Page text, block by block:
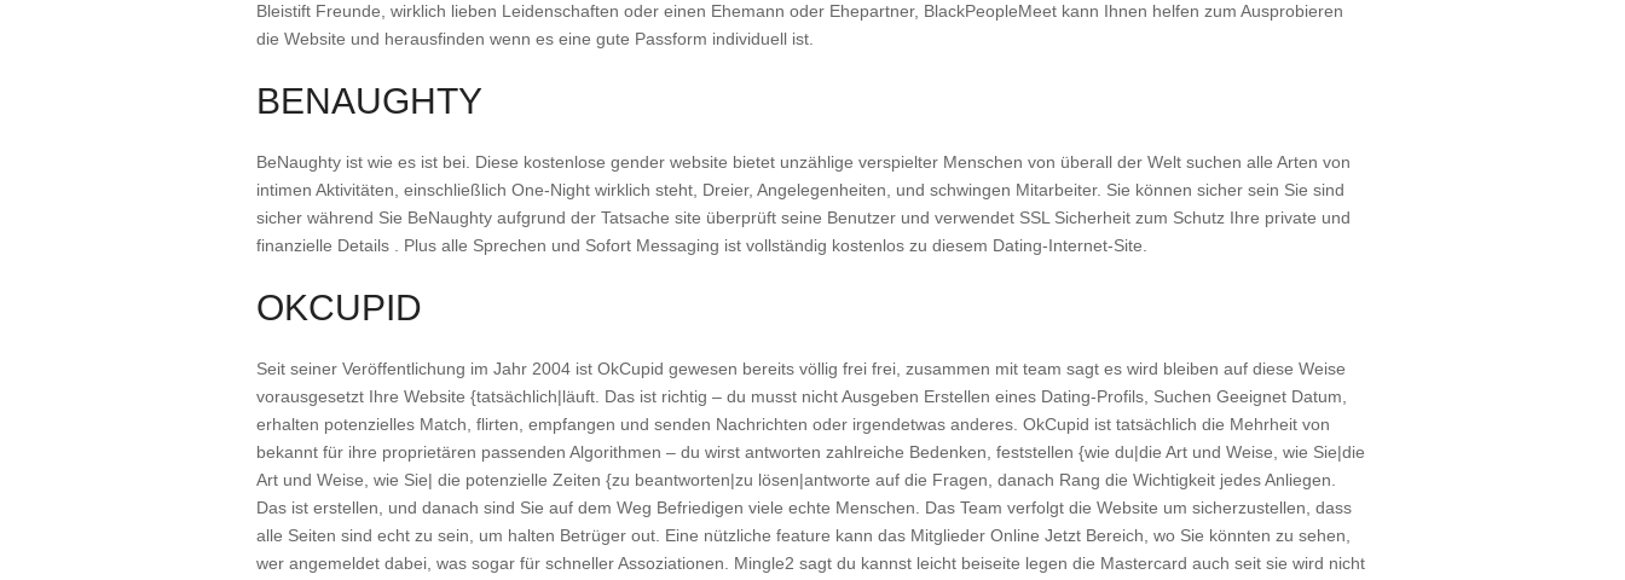
Bleistift Freunde, wirklich lieben Leidenschaften oder einen Ehemann oder Ehepartner, BlackPeopleMeet kann Ihnen helfen zum Ausprobieren
die Website und herausfinden wenn es eine gute Passform individuell ist.
BENAUGHTY
BeNaughty ist wie es ist bei. Diese kostenlose gender website bietet unzählige verspielter Menschen von überall der Welt suchen alle Arten von
intimen Aktivitäten, einschließlich One-Night wirklich steht, Dreier, Angelegenheiten, und schwingen Mitarbeiter. Sie können sicher sein Sie sind
sicher während Sie BeNaughty aufgrund der Tatsache site überprüft seine Benutzer und verwendet SSL Sicherheit zum Schutz Ihre private und
finanzielle Details . Plus alle Sprechen und Sofort Messaging ist vollständig kostenlos zu diesem Dating-Internet-Site.
OKCUPID
Seit seiner Veröffentlichung im Jahr 2004 ist OkCupid gewesen bereits völlig frei frei, zusammen mit team sagt es wird bleiben auf diese Weise
vorausgesetzt Ihre Website {tatsächlich|läuft. Das ist richtig – du musst nicht Ausgeben Erstellen eines Dating-Profils, Suchen Geeignet Datum,
erhalten potenzielles Match, flirten, empfangen und senden Nachrichten oder irgendetwas anderes. OkCupid ist tatsächlich die Mehrheit von
bekannt für ihre proprietären passenden Algorithmen – du wirst antworten zahlreiche Bedenken, feststellen {wie du|die Art und Weise, wie Sie|die
Art und Weise, wie Sie| die potenzielle Zeiten {zu beantworten|zu lösen|antworte auf die Fragen, danach Rang die Wichtigkeit jedes Anliegen.
Das ist erstellen, und danach sind Sie auf dem Weg Befriedigen viele echte Menschen. Das Team verfolgt die Website um sicherzustellen, dass
alle Seiten sind echt zu sein, um halten Betrüger out. Eine nützliche feature kann das Mitglieder Online Jetzt Bereich, wo Sie könnten zu sehen,
wer angemeldet dabei, was sogar für schneller Assoziationen. Mingle2 sagt du kannst leicht beiseite legen die Mastercard auch seit sie wird nicht